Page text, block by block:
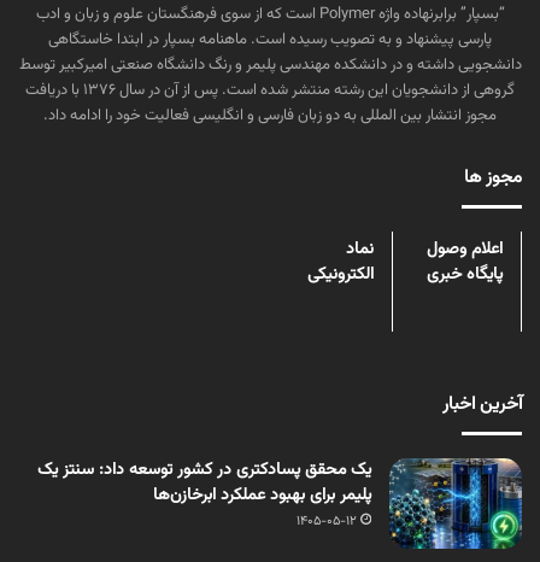
“بسپار” برابرنهاده واژه Polymer است که از سوی فرهنگستان علوم و زبان و ادب
پارسی پیشنهاد و به تصویب رسیده است. ماهنامه بسپار در ابتدا خاستگاهی
دانشجویی داشته و در دانشکده مهندسی پلیمر و رنگ دانشگاه صنعتی امیرکبیر توسط
گروهی از دانشجویان این رشته منتشر شده است. پس از آن در سال ۱۳۷۶ با دریافت
مجوز انتشار بین المللی به دو زبان فارسی و انگلیسی فعالیت خود را ادامه داد.
مجوز ها
اعلام وصول
پایگاه خبری
نماد
الکترونیکی
آخرین اخبار
یک محقق پسادکتری در کشور توسعه داد: سنتز یک
پلیمر برای بهبود عملکرد ابرخازن‌ها
1405-05-12